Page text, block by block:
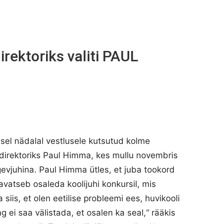
valiti PAUL
nädalal vestlusele kutsutud kolme
Paul Himma, kes mullu novembris
Paul Himma ütles, et juba tookord
osaleda koolijuhi konkursil, mis
et olen eetilise probleemi ees, huvikooli
ei saa välistada, et osalen ka seal,“ rääkis